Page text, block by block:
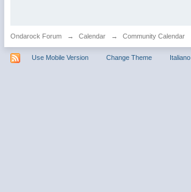
Ondarock Forum → Calendar → Community Calendar
Use Mobile Version Change Theme Italiano